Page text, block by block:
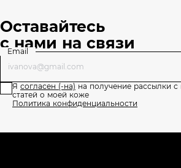
Оставайтесь
с нами на связи
Email
Я согласен (-на) на получение рассылки
статей о моей коже
Политика конфиденциальности